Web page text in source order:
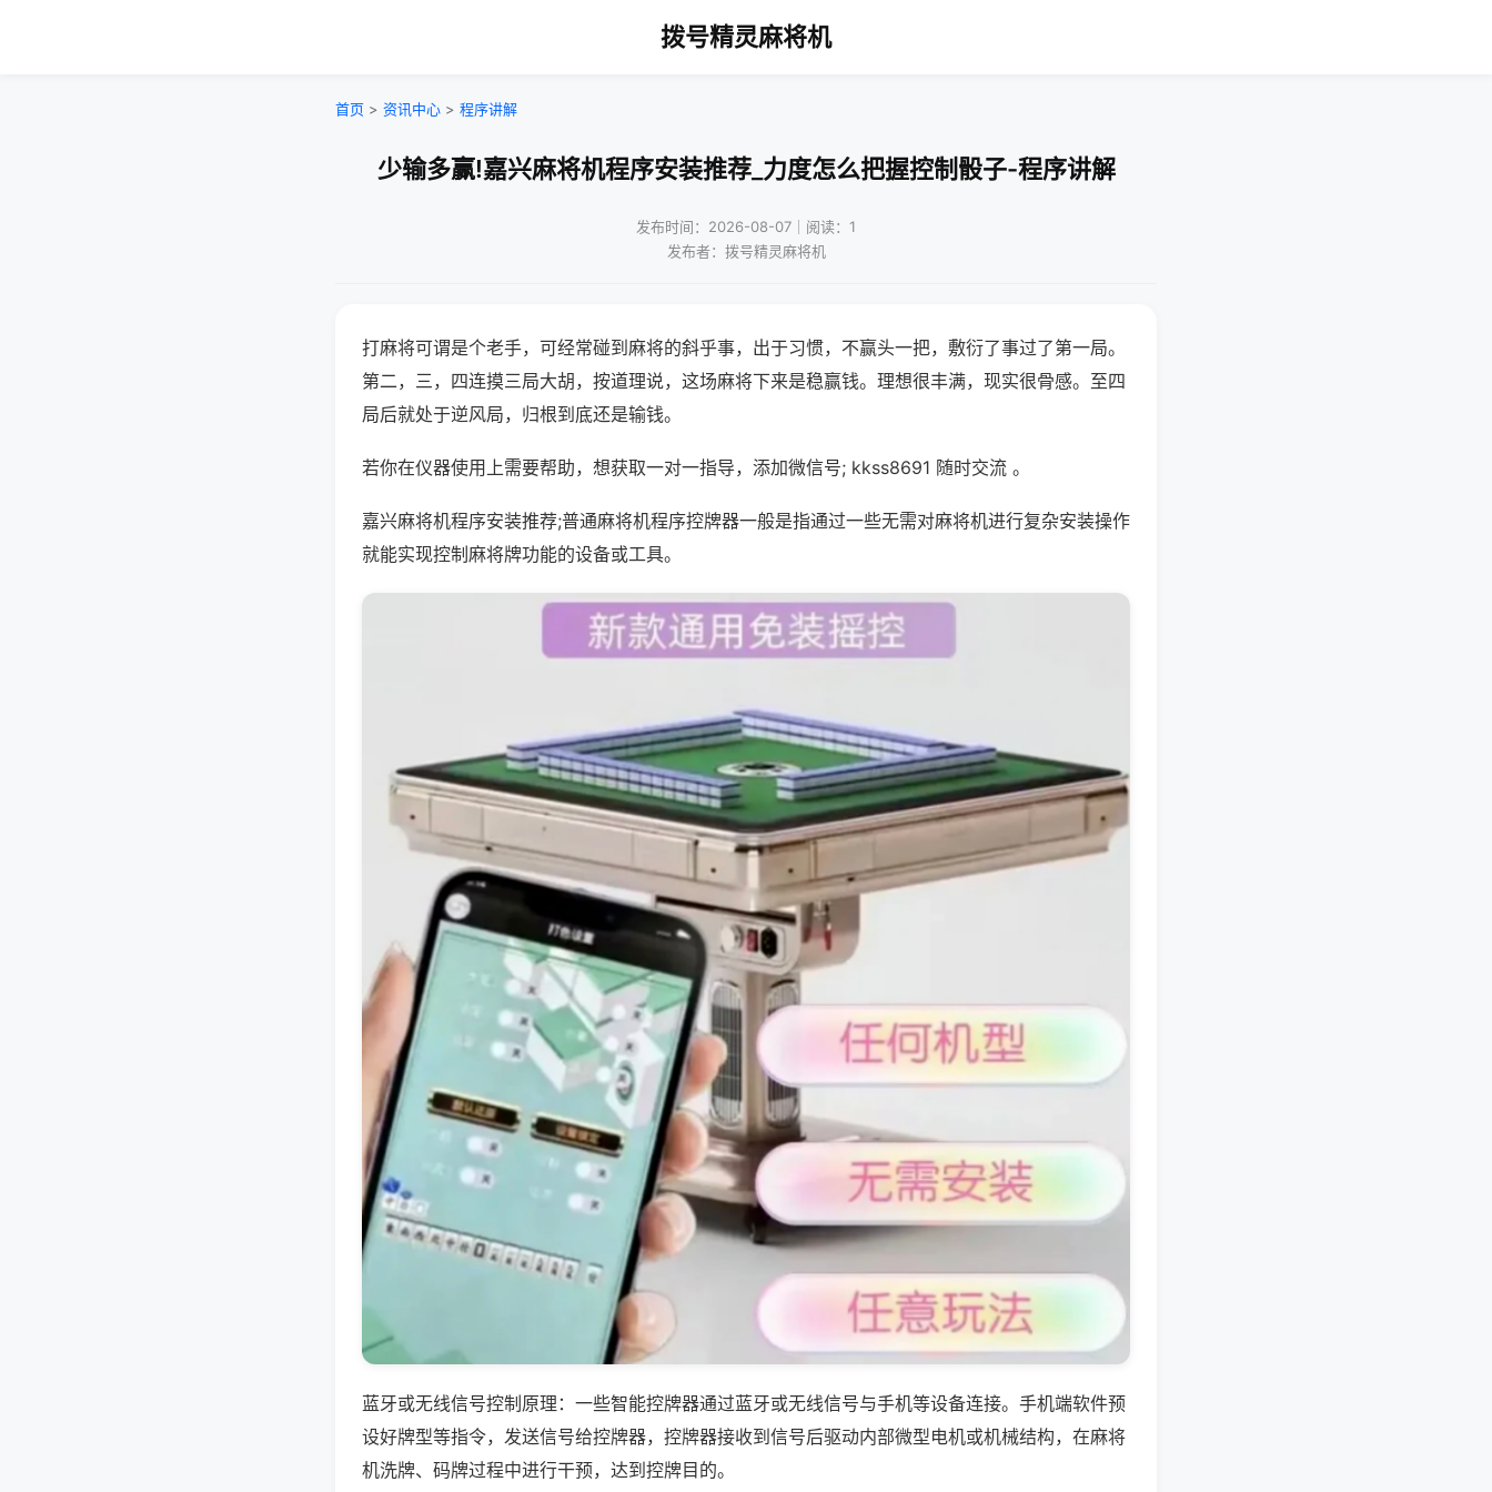
拨号精灵麻将机
首页 > 资讯中心 > 程序讲解
少输多赢!嘉兴麻将机程序安装推荐_力度怎么把握控制骰子-程序讲解
发布时间：2026-08-07｜阅读：1
发布者：拨号精灵麻将机
打麻将可谓是个老手，可经常碰到麻将的斜乎事，出于习惯，不赢头一把，敷衍了事过了第一局。
第二，三，四连摸三局大胡，按道理说，这场麻将下来是稳赢钱。理想很丰满，现实很骨感。至四
局后就处于逆风局，归根到底还是输钱。
若你在仪器使用上需要帮助，想获取一对一指导，添加微信号; kkss8691 随时交流 。
嘉兴麻将机程序安装推荐;普通麻将机程序控牌器一般是指通过一些无需对麻将机进行复杂安装操作
就能实现控制麻将牌功能的设备或工具。
蓝牙或无线信号控制原理：一些智能控牌器通过蓝牙或无线信号与手机等设备连接。手机端软件预
设好牌型等指令，发送信号给控牌器，控牌器接收到信号后驱动内部微型电机或机械结构，在麻将
机洗牌、码牌过程中进行干预，达到控牌目的。